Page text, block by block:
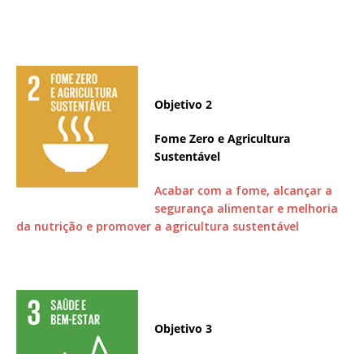
Objetivo 2
Fome Zero e Agricultura
Sustentável
Acabar com a fome, alcançar a
segurança alimentar e melhoria
da nutrição e promover a agricultura sustentável
Objetivo 3